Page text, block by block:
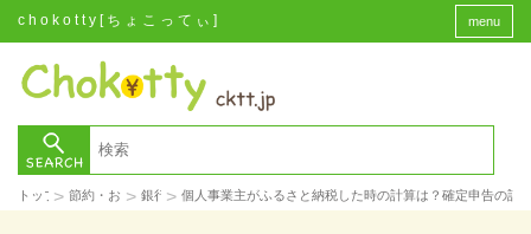
chokotty[ちょこってぃ] menu
トップ> 節約・お金
> 銀行 > 個人事業主がふるさと納税した時の計算は？確定申告の記